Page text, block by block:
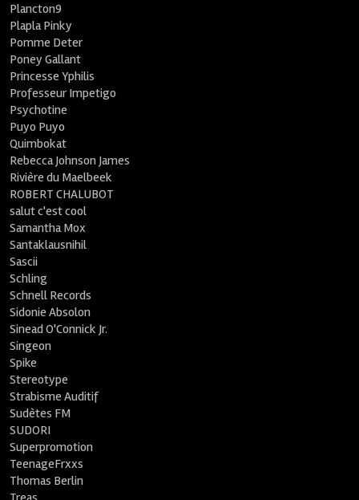
Plancton9
Plapla Pinky
Pomme Deter
Poney Gallant
Princesse Yphilis
Professeur Impetigo
Psychotine
Puyo Puyo
Quimbokat
Rebecca Johnson James
Rivière du Maelbeek
ROBERT CHALUBOT
salut c'est cool
Samantha Mox
Santaklausnihil
Sascii
Schling
Schnell Records
Sidonie Absolon
Sinead O'Connick Jr.
Singeon
Spike
Stereotype
Strabisme Auditif
Sudètes FM
SUDORI
Superpromotion
TeenageFrxxs
Thomas Berlin